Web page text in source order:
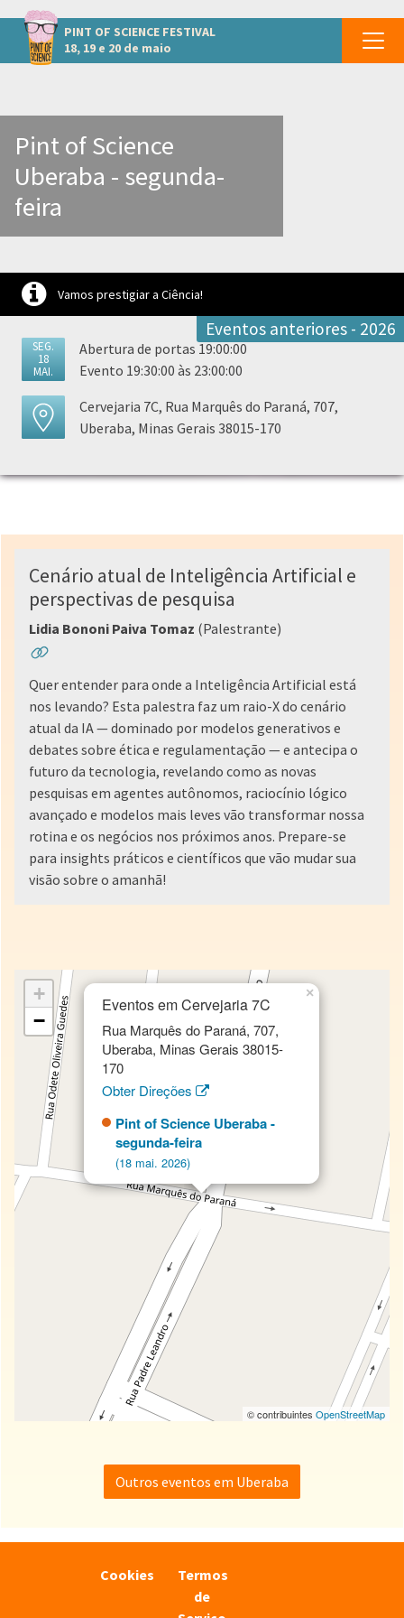
PINT OF SCIENCE FESTIVAL
18, 19 e 20 de maio
Outros eventos em Uberaba
Pint of Science
Uberaba - segunda-
feira
Vamos prestigiar a Ciência!
Eventos anteriores - 2026
SEG.
18
MAI.
Abertura de portas 19:00:00
Evento 19:30:00 às 23:00:00
Cervejaria 7C, Rua Marquês do Paraná, 707,
Uberaba, Minas Gerais 38015-170
Cenário atual de Inteligência Artificial e
perspectivas de pesquisa
Lidia Bononi Paiva Tomaz (Palestrante)
Quer entender para onde a Inteligência Artificial está
nos levando? Esta palestra faz um raio-X do cenário
atual da IA — dominado por modelos generativos e
debates sobre ética e regulamentação — e antecipa o
futuro da tecnologia, revelando como as novas
pesquisas em agentes autônomos, raciocínio lógico
avançado e modelos mais leves vão transformar nossa
rotina e os negócios nos próximos anos. Prepare-se
para insights práticos e científicos que vão mudar sua
visão sobre o amanhã!
Eventos em Cervejaria 7C
Rua Marquês do Paraná, 707,
Uberaba, Minas Gerais 38015-
170
Obter Direções
Pint of Science Uberaba -
segunda-feira
(18 mai. 2026)
×
+
−
© contribuintes OpenStreetMap
Outros eventos em Uberaba
Cookies
Termos
de